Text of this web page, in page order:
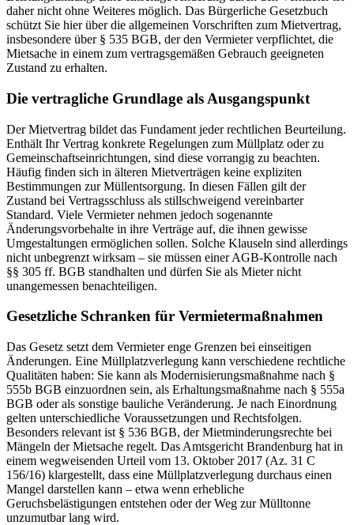
daher nicht ohne Weiteres möglich. Das Bürgerliche Gesetzbuch
schützt Sie hier über die allgemeinen Vorschriften zum Mietvertrag,
insbesondere über § 535 BGB, der den Vermieter verpflichtet, die
Mietsache in einem zum vertragsgemäßen Gebrauch geeigneten
Zustand zu erhalten.
Die vertragliche Grundlage als Ausgangspunkt
Der Mietvertrag bildet das Fundament jeder rechtlichen Beurteilung.
Enthält Ihr Vertrag konkrete Regelungen zum Müllplatz oder zu
Gemeinschaftseinrichtungen, sind diese vorrangig zu beachten.
Häufig finden sich in älteren Mietverträgen keine expliziten
Bestimmungen zur Müllentsorgung. In diesen Fällen gilt der
Zustand bei Vertragsschluss als stillschweigend vereinbarter
Standard. Viele Vermieter nehmen jedoch sogenannte
Änderungsvorbehalte in ihre Verträge auf, die ihnen gewisse
Umgestaltungen ermöglichen sollen. Solche Klauseln sind allerdings
nicht unbegrenzt wirksam – sie müssen einer AGB-Kontrolle nach
§§ 305 ff. BGB standhalten und dürfen Sie als Mieter nicht
unangemessen benachteiligen.
Gesetzliche Schranken für Vermietermaßnahmen
Das Gesetz setzt dem Vermieter enge Grenzen bei einseitigen
Änderungen. Eine Müllplatzverlegung kann verschiedene rechtliche
Qualitäten haben: Sie kann als Modernisierungsmaßnahme nach §
555b BGB einzuordnen sein, als Erhaltungsmaßnahme nach § 555a
BGB oder als sonstige bauliche Veränderung. Je nach Einordnung
gelten unterschiedliche Voraussetzungen und Rechtsfolgen.
Besonders relevant ist § 536 BGB, der Mietminderungsrechte bei
Mängeln der Mietsache regelt. Das Amtsgericht Brandenburg hat in
einem wegweisenden Urteil vom 13. Oktober 2017 (Az. 31 C
156/16) klargestellt, dass eine Müllplatzverlegung durchaus einen
Mangel darstellen kann – etwa wenn erhebliche
Geruchsbelästigungen entstehen oder der Weg zur Mülltonne
unzumutbar lang wird.